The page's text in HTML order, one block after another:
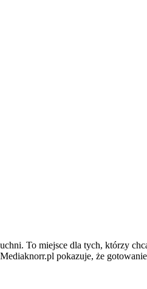
To miejsce dla tych, którzy
pokazuje, że